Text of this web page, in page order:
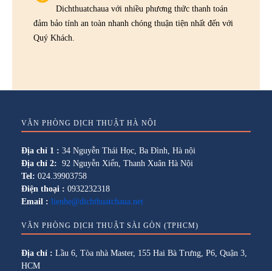
Dichthuatchaua với nhiều phương thức thanh toán
đảm bảo tính an toàn nhanh chóng thuận tiện nhất đến với
Quý Khách.
VĂN PHÒNG DỊCH THUẬT HÀ NỘI
Địa chỉ 1 : 34 Nguyễn Thái Học, Ba Đình, Hà nội
Địa chỉ 2: 92 Nguyễn Xiển, Thanh Xuân Hà Nội
Tel: 024.39903758
Điện thoại : 0932232318
Email : lienhe@dichthuatchaua.net
VĂN PHÒNG DỊCH THUẬT SÀI GÒN (TPHCM)
Địa chỉ : Lầu 6, Tòa nhà Master, 155 Hai Bà Trưng, P6, Quận 3,
HCM